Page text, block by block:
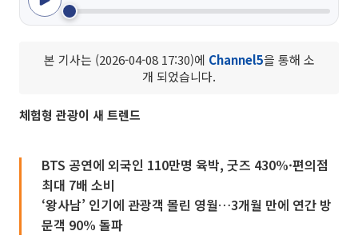
본 기사는 (2026-04-08 17:30)에 Channel5을 통해 소
개 되었습니다.
체험형 관광이 새 트렌드
BTS 공연에 외국인 110만명 육박, 굿즈 430%·편의점
최대 7배 소비
‘왕사남’ 인기에 관광객 몰린 영월…3개월 만에 연간 방
문객 90% 돌파